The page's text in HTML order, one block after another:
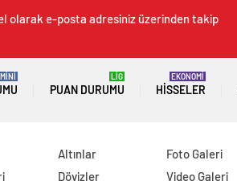
olarak e-posta adresiniz üzerinden takip
PUAN DURUMU
LİG
HISSELER
EKONOMİ
Altınlar
Dövizler
Foto Galeri
Video Galeri